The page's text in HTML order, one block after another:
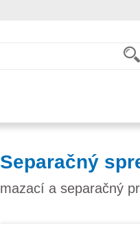
Separačný
mazací a separačný